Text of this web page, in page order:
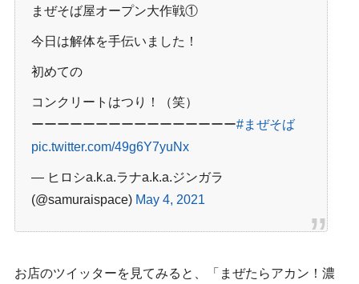
まぜそば屋オープン大作戦①
今日は解体を手伝いました！
初めての
コンクリートはつり！（笑）
ーーーーーーーーーーーーーーーー#まぜそば
pic.twitter.com/49g6Y7yuNx
— ヒロシa.k.a.ラナa.k.a.ジンガラ
(@samuraispace) May 4, 2021
お店のツイッターを見てみると、「まぜたらアカン！濃